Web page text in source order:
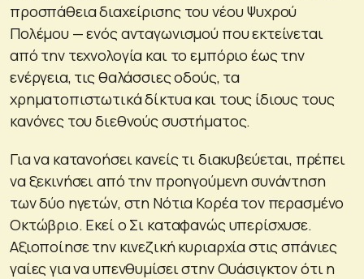
προσπάθεια διαχείρισης του νέου Ψυχρού
Πολέμου — ενός ανταγωνισμού που εκτείνεται
από την τεχνολογία και το εμπόριο έως την
ενέργεια, τις θαλάσσιες οδούς, τα
χρηματοπιστωτικά δίκτυα και τους ίδιους τους
κανόνες του διεθνούς συστήματος.
Για να κατανοήσει κανείς τι διακυβεύεται, πρέπει
να ξεκινήσει από την προηγούμενη συνάντηση
των δύο ηγετών, στη Νότια Κορέα τον περασμένο
Οκτώβριο. Εκεί ο Σι καταφανώς υπερίσχυσε.
Αξιοποίησε την κινεζική κυριαρχία στις σπάνιες
γαίες για να υπενθυμίσει στην Ουάσιγκτον ότι η